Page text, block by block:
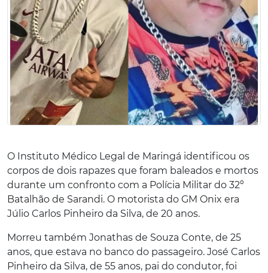
O Instituto Médico Legal de Maringá identificou os
corpos de dois rapazes que foram baleados e mortos
durante um confronto com a Polícia Militar do 32º
Batalhão de Sarandi. O motorista do GM Onix era
Júlio Carlos Pinheiro da Silva, de 20 anos.
Morreu também Jonathas de Souza Conte, de 25
anos, que estava no banco do passageiro. José Carlos
Pinheiro da Silva, de 55 anos, pai do condutor, foi